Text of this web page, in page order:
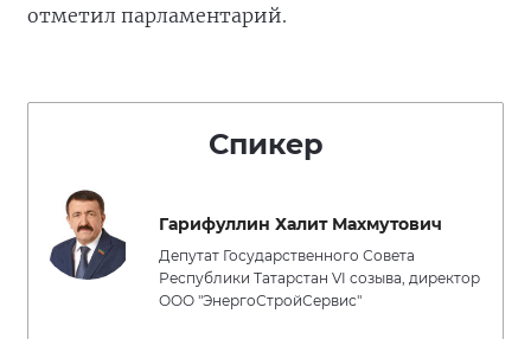
отметил парламентарий.
Спикер
Гарифуллин Халит Махмутович
Депутат Государственного Совета
Республики Татарстан VI созыва, директор
ООО "ЭнергоСтройСервис"